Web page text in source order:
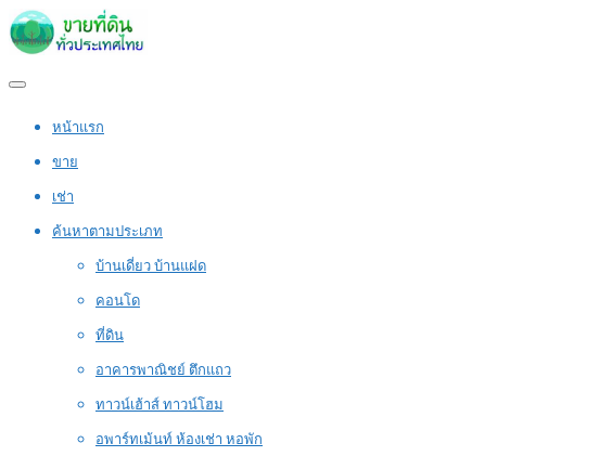
หน้าแรก
ขาย
เช่า
ค้นหาตามประเภท
บ้านเดี่ยว บ้านแฝด
คอนโด
ที่ดิน
อาคารพาณิชย์ ตึกแถว
ทาวน์เฮ้าส์ ทาวน์โฮม
อพาร์ทเม้นท์ ห้องเช่า หอพัก